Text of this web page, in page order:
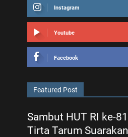
Instagram
Youtube
Facebook
Featured Post
Sambut HUT RI ke-
Tirta Tarum